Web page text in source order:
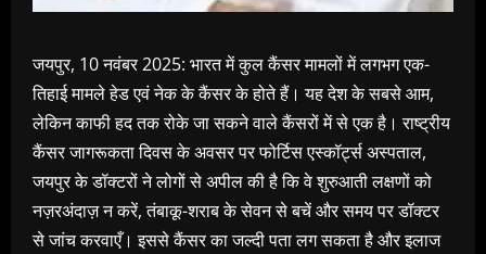
जयपुर, 10 नवंबर 2025: भारत में कुल कैंसर मामलों में लगभग एक-
तिहाई मामले हेड एवं नेक के कैंसर के होते हैं। यह देश के सबसे आम,
लेकिन काफी हद तक रोके जा सकने वाले कैंसरों में से एक है। राष्ट्रीय
कैंसर जागरूकता दिवस के अवसर पर फोर्टिस एस्कॉर्ट्स अस्पताल,
जयपुर के डॉक्टरों ने लोगों से अपील की है कि वे शुरुआती लक्षणों को
नज़रअंदाज़ न करें, तंबाकू-शराब के सेवन से बचें और समय पर डॉक्टर
से जांच करवाएँ। इससे कैंसर का जल्दी पता लग सकता है और इलाज